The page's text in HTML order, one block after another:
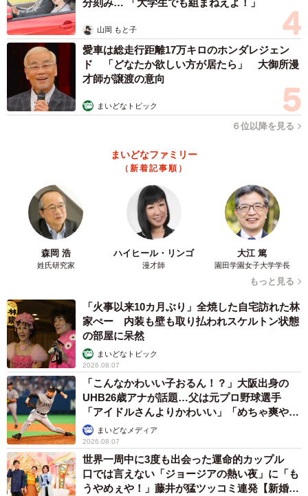
2/8
「猫になった！？」証拠写真にいかが？（提供写真）
――なるほど。エマちゃんが蛇口から水が落ちているのを
じっと見ているところをパチリ。どこか哀愁を感じさせる
ているような雰囲気も漂っています（笑）。撮影後、エマ
ちゃんはどうなったのでしょう。
ネコランドさん「私が『歯を磨きたいんですけど、、、』
と言ったら、渋々リビングに行ってしまいました（笑）」
――投稿写真には「早速使います」「使わせていただきま
た。
ネコランドさん「さすがに実際使用した猛者は今のところ
現れていませんが…（苦笑）冗談で投稿したものがここま
で反響あるとは思っていませんでした。ワクチン接種を希
望して受けられる方の中には腕が痛くなったり、発熱した
りと副反応がつらい人もいらっしゃいますので、ツイート
を見て少しでも心を和らげていただければ」
分刻み… 「大学生でも組まねえよ！」
山岡 もと子
愛車は総走行距離17万キロのホンダレジェン
ド 「どなたか欲しい方が居たら」 大御所漫
才師が譲渡の意向
まいどなトピック
６位以降を見る
まいどなファミリー
（新着記事順）
森岡 浩
姓氏研究家
ハイヒール・リンゴ
漫才師
大江 篤
園田学園女子大学学長
もっと見る
「火事以来10カ月ぶり」全焼した自宅訪れた林
家ぺー 内装も壁も取り払われスケルトン状態
の部屋に呆然
まいどなトピック
2026.08.07
「こんなかわいい子おるん！？」大阪出身の
UHB26歳アナが話題…父は元プロ野球選手
「アイドルさんよりかわいい」「めちゃ爽や
か」まいどなメディア
2026.08.07
世界一周中に3度も出会った運命的カップル
口では言えない「ジョージアの熱い夜」に「も
うやめぇや！」藤井が猛ツッコミ連発【新婚さ